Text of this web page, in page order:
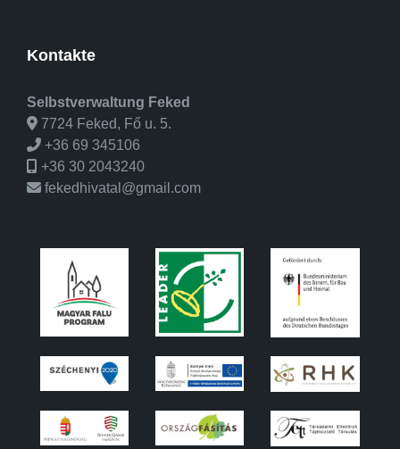
Kontakte
Selbstverwaltung Feked
7724 Feked, Fő u. 5.
+36 69 345106
+36 30 2043240
fekedhivatal@gmail.com